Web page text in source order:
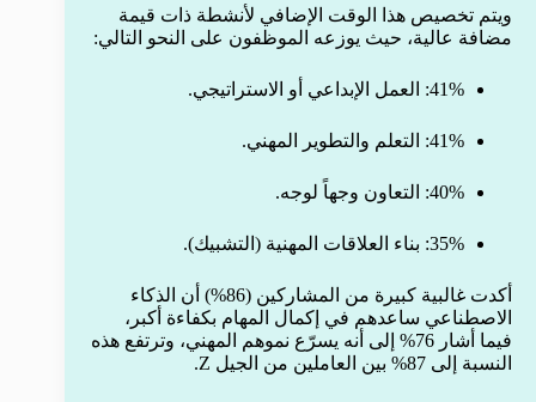
ويتم تخصيص هذا الوقت الإضافي لأنشطة ذات قيمة
مضافة عالية، حيث يوزعه الموظفون على النحو التالي:
41%: العمل الإبداعي أو الاستراتيجي.
41%: التعلم والتطوير المهني.
40%: التعاون وجهاً لوجه.
35%: بناء العلاقات المهنية (التشبيك).
أكدت غالبية كبيرة من المشاركين (86%) أن الذكاء
الاصطناعي ساعدهم في إكمال المهام بكفاءة أكبر،
فيما أشار 76% إلى أنه يسرّع نموهم المهني، وترتفع هذه
النسبة إلى 87% بين العاملين من الجيل Z.